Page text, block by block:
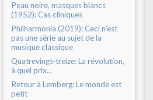
Peau noire, masques blancs
(1952): Cas cliniques
Philharmonia (2019): Ceci n'est
pas une série au sujet de la
musique classique
Quatrevingt-treize: La révolution,
à quel prix...
Retour à Lemberg: Le monde est
petit